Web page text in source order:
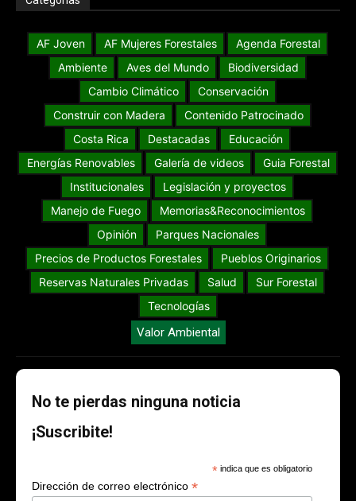
AF Joven AF Mujeres Forestales
Agenda Forestal
Ambiente
Aves del Mundo
Biodiversidad
Cambio Climático
Conservación
Construir con Madera
Contenido Patrocinado
Costa Rica
Destacadas
Educación
Energías Renovables
Galería de videos
Guia Forestal
Institucionales
Legislación y proyectos
Manejo de Fuego
Memorias&Reconocimientos
Opinión
Parques Nacionales
Precios de Productos Forestales
Pueblos Originarios
Reservas Naturales Privadas
Salud
Sur Forestal
Tecnologías
Valor Ambiental
No te pierdas ninguna noticia
¡Suscribite!
* indica que es obligatorio
Dirección de correo electrónico *